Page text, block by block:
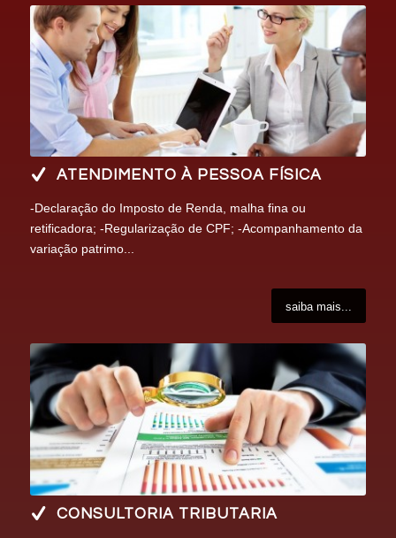
ATENDIMENTO À PESSOA FÍSICA
-Declaração do Imposto de Renda, malha fina ou
retificadora; -Regularização de CPF; -Acompanhamento da
variação patrimo...
saiba mais...
CONSULTORIA TRIBUTARIA